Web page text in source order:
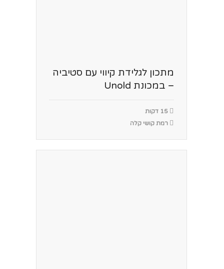
מתכון לגלידת קיווי עם סטיביה
– במכונת Unold
15 דקות
רמת קושי קלה